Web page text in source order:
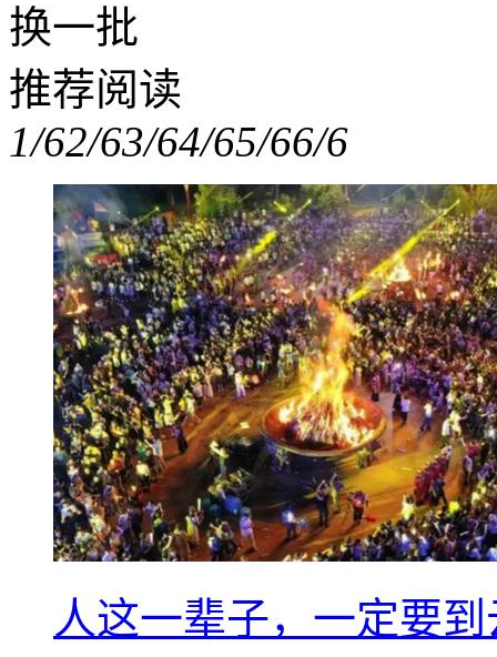
换一批
推荐阅读
1/62/63/64/65/66/6
人这一辈子，一定要